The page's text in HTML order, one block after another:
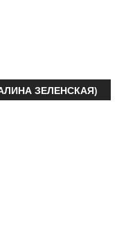
ЗЕЛЕНСКАЯ)